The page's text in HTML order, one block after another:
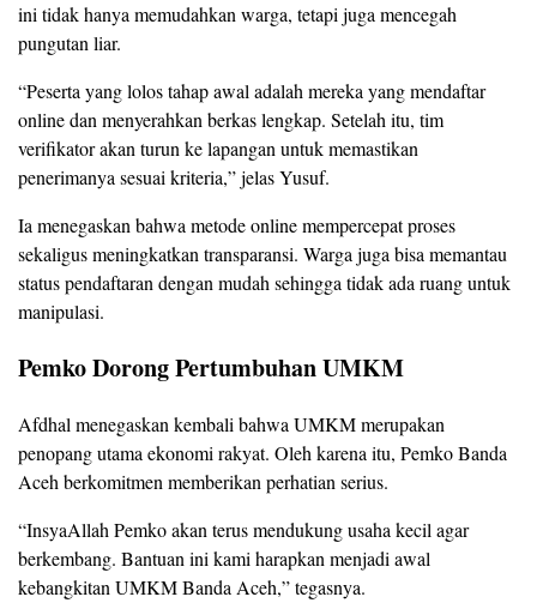
ini tidak hanya memudahkan warga, tetapi juga mencegah
pungutan liar.
“Peserta yang lolos tahap awal adalah mereka yang mendaftar
online dan menyerahkan berkas lengkap. Setelah itu, tim
verifikator akan turun ke lapangan untuk memastikan
penerimanya sesuai kriteria,” jelas Yusuf.
Ia menegaskan bahwa metode online mempercepat proses
sekaligus meningkatkan transparansi. Warga juga bisa memantau
status pendaftaran dengan mudah sehingga tidak ada ruang untuk
manipulasi.
Pemko Dorong Pertumbuhan UMKM
Afdhal menegaskan kembali bahwa UMKM merupakan
penopang utama ekonomi rakyat. Oleh karena itu, Pemko Banda
Aceh berkomitmen memberikan perhatian serius.
“InsyaAllah Pemko akan terus mendukung usaha kecil agar
berkembang. Bantuan ini kami harapkan menjadi awal
kebangkitan UMKM Banda Aceh,” tegasnya.